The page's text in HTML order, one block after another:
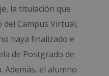
la titulación que
Campus Virtual,
haya finalizado e
de Postgrado de
Además, el alumno